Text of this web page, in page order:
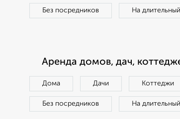
Без посредников На
Аренда домов, дач,
Дома Дачи Коттеджи
Без посредников На